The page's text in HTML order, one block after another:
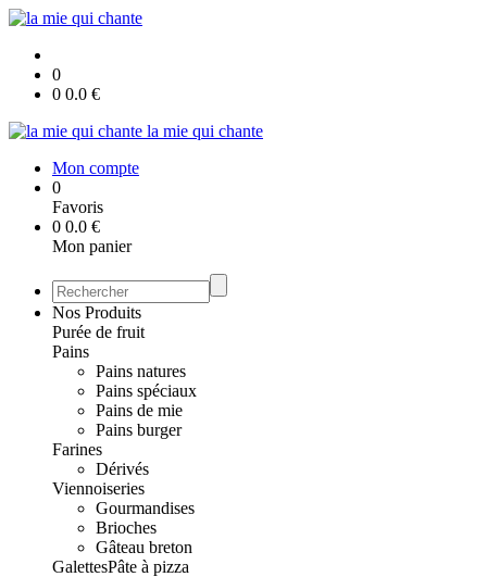
0
0 0.0 €
la mie qui chante
Mon compte
0
Favoris
0 0.0 €
Mon panier
Nos Produits
Purée de fruit
Pains
Pains natures
Pains spéciaux
Pains de mie
Pains burger
Farines
Dérivés
Viennoiseries
Gourmandises
Brioches
Gâteau breton
GalettesPâte à pizza